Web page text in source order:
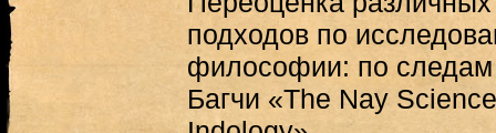
подходов по
философии: по
Багчи «The Nay